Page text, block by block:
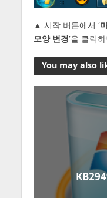
▲ 시작 버튼에서 ‘
모양 변경’을 클릭
You may also